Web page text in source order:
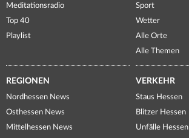
Meditationsradio
Top 40
Playlist
Sport
Wetter
Alle Orte
Alle Themen
REGIONEN
Nordhessen News
Osthessen News
Mittelhessen News
VERKEHR
Staus Hessen
Blitzer Hessen
Unfälle Hessen